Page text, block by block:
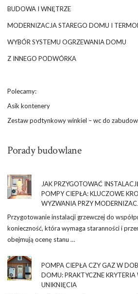
BUDOWA I WNĘTRZE
MODERNIZACJA STAREGO DOMU I
WYBÓR SYSTEMU OGRZEWANIA DOMU
Z INNEGO PODWÓRKA
Polecamy:
Asik kontenery
Zestaw podtynkowy winkiel – wc do
Porady budowlane
JAK PRZYGOTOWAĆ
POMPY CIEPŁA: KLUCZOWE
WYZWANIA PRZY
Przygotowanie instalacji grzewczej do
konieczność, która wymaga staranności i
obejmują ocenę stanu …
POMPA CIEPŁA CZY GAZ W
DOMU: PRAKTYCZNE
UNIKNIĘCIA